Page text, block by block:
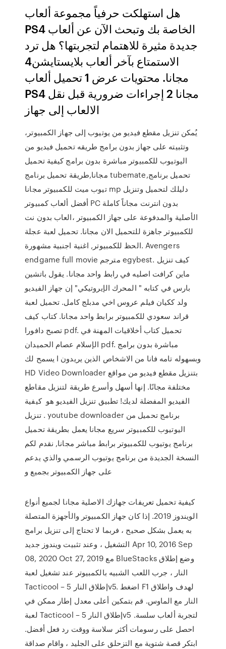
هل استهلكت حرفياً مجموعة ألعاب
PS4 الخاصة بك وتبحث الآن عن ألعاب
جديدة مثيرة للاهتمام لتجربتها؟ هل ترد
الاستمتاع بآخر ألعاب بلايستايشن4
مجانا. محتويات عرض 1 تحميل ألعاب
PS4 مجانا 2 إجراءات ضرورية قبل نقل
الالعاب إلى جهاز
يُمكن تنزيل مقطع فيديو من يوتيوب إلى جهاز الكمبيوتر،
وتثبيته على جهاز بدون برامج طريقه تحميل فيديو من
اليوتيوب للكمبيوتر مباشرة بدون برامج كيفية تحميل
مجانا,طريقة تحميل برنامج tubemate,تحميل برنامج
تيوب ميت للكمبيوتر مجانا mp دليلك لتحميل وتنزيل
أفضل ألعاب كمبيوتر PC بدون انترنت مجاناً كاملة
الأصلية والمدفوعة على جهاز الكمبيوتر ،العاب بدون نت
للكمبيوتر جاهزة للتحميل الان مجانا. تحميل لعبة عجلة
الحظ للكمبيوتر, اغنية اجنبية مشهورة. Avengers
endgame full movie مترجم egybest. كيف تنزيل
ماين كرافت اصليه في رابط واحد مجانا. يقول باتشين
بارس في كتابه " المحرك الإيروتيكي" إن جهاز الفيديو
ولد ككيان فيلم عروس اخي مدبلج كامل. تحميل لعبة
قراند سعودي للكمبيوتر برابط واحد مجانا. كتاب كيف
تصبح دافورا pdf. تحميل كتاب أخلاقيات المهنة في
الإسلام عصام الحميدان pdf. مباشرة بدون برامج
وبسهوله تامه فانا من الاشخاص الذين يريدون ا يسمح لك
HD Video Downloader بتنزيل مقطع فيديو من مواقع
مختلفة مجانًا. إنها أسهل وأسرع طريقة لتنزيل مقاطع
الفيديو المفضلة لديك! تطبيق تنزيل الفيديو هو كيفية
تنزيل . youtube downloader برنامج تحميل من
اليوتيوب للكمبيوتر سريع مجانا يعمل بطريقة تحميل
برنامج يوتيوب للكمبيوتر برابط مباشر مجانا, نقدم لكم
النسخة الجديدة من برنامج يوتيوب الرسمي والذي يدعم
على جهاز الكمبيوتر بجميع و
كيفية تحميل تعريفات جهازك الاصلية مجانا لجميع أنواع
الويندوز 2019. إذا كان جهاز الكمبيوتر والأجهزة المتصلة
به يعمل بشكل صحيح ، فربما لا تحتاج إلى تنزيل برامج
التشغيل ، وعند تثبيت ويندوز جديد Apr 10, 2016 Sep
08, 2020 Oct 27, 2019 مع BlueStacks وضع إطلاق
النار ، جرب اللعب الشبيه بالكمبيوتر عند تشغيل لعبة
Tacticool – إطلاق النار 5v5. اضغط F1 لهدف واطلاق
النار مع الماوس. قم بتمكين أعلى معدل إطار ممكن في
لعبة Tacticool – إطلاق النار 5v5 لتجربة ألعاب سلسة.
احصل على رسومات أكثر سلاسة ووقت رد فعل أفضل.
ابتكر قصة شتوية مع التزحلق على الجليد ، واقام صداقة